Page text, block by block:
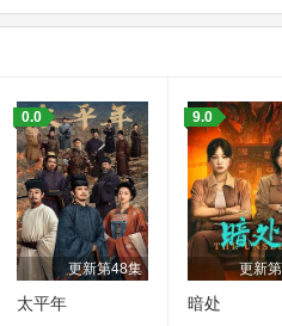
更新第48集
0.0
太平年
更新
9.0
暗处